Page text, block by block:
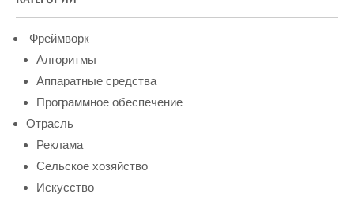
Фреймворк
Алгоритмы
Аппаратные средства
Программное обеспечение
Отрасль
Реклама
Сельское хозяйство
Искусство